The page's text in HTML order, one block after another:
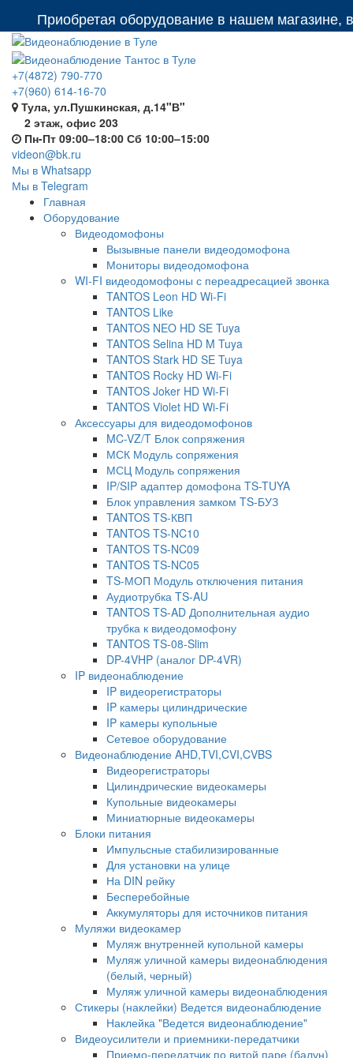
Приобретая оборудование в нашем магазине,
+7(4872) 790-770
+7(960) 614-16-70
Тула, ул.Пушкинская, д.14"В"
2 этаж, офис 203
Пн-Пт 09:00–18:00 Сб 10:00–15:00
videon@bk.ru
Мы в Whatsapp
Мы в Telegram
Главная
Оборудование
Видеодомофоны
Вызывные панели видеодомофона
Мониторы видеодомофона
WI-FI видеодомофоны с переадресацией звонка
TANTOS Leon HD Wi-Fi
TANTOS Like
TANTOS NEO HD SE Tuya
TANTOS Selina HD M Tuya
TANTOS Stark HD SE Tuya
TANTOS Rocky HD Wi-Fi
TANTOS Joker HD Wi-Fi
TANTOS Violet HD Wi-Fi
Аксессуары для видеодомофонов
MC-VZ/T Блок сопряжения
МСК Модуль сопряжения
МСЦ Модуль сопряжения
IP/SIP адаптер домофона TS-TUYA
Блок управления замком TS-БУЗ
TANTOS TS-КВП
TANTOS TS-NC10
TANTOS TS-NC09
TANTOS TS-NC05
TS-МОП Модуль отключения питания
Аудиотрубка TS-AU
TANTOS TS-AD Дополнительная аудио
трубка к видеодомофону
TANTOS TS-08-Slim
DP-4VHP (аналог DP-4VR)
IP видеонаблюдение
IP видеорегистраторы
IP камеры цилиндрические
IP камеры купольные
Сетевое оборудование
Видеонаблюдение AHD,TVI,CVI,CVBS
Видеорегистраторы
Цилиндрические видеокамеры
Купольные видеокамеры
Миниатюрные видеокамеры
Блоки питания
Импульсные стабилизированные
Для установки на улице
На DIN рейку
Бесперебойные
Аккумуляторы для источников питания
Муляжи видеокамер
Муляж внутренней купольной камеры
Муляж уличной камеры видеонаблюдения
(белый, черный)
Муляж уличной камеры видеонаблюдения
Стикеры (наклейки) Ведется видеонаблюдение
Наклейка "Ведется видеонаблюдение"
Видеоусилители и приемники-передатчики
Приемо-передатчик по витой паре (балун)